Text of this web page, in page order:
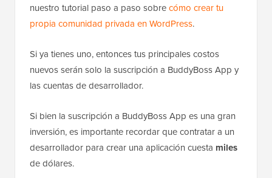
nuestro tutorial paso a paso sobrecómo crear tu
propia comunidad privada en WordPress.
Si ya tienes uno, entonces tus principales costos
nuevos serán solo la suscripción a BuddyBoss App y
las cuentas de desarrollador.
Si bien la suscripción a BuddyBoss App es una gran
inversión, es importante recordar que contratar a un
desarrollador para crear una aplicación cuesta miles
de dólares.